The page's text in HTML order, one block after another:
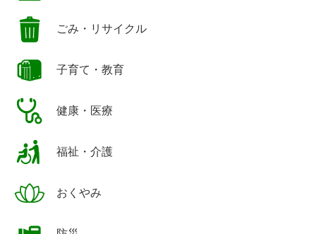
ごみ・リサイクル
子育て・教育
健康・医療
福祉・介護
おくやみ